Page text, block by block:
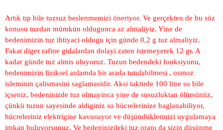
Artık tıp bile tuzsuz beslenmemizi öneriyor. Ve gerçekten de bu söz
konusu tuzdan mümkün oldugunca az almaliyiz. Yine de
bedenimizin tuz ihtiyaci oldugu için günde 0,2 g tuz almaliyiz.
Fakat diger rafine gidalardan dolayi zaten istemeyerek 12 gr. A
kadar günde tuz almis oluyoruz. Tuzun bedendeki fonksiyonu,
bedenimizin fiziksel anlamda bir arada tutulabilmesi , osmoz
isleminin çalismasini saglamasidir. Aksi taktirde 100 litre su bile
içseniz, bedeninizde tuz olmayinca yine de susuzluktan ölürsünüz,
çünkü tuzun sayesinde aldiginiz su hücrelerinize baglanabiliyor,
hücreleriniz elektrigine kavusuyor ve düşündüklerinizi uygulamaya
imkan buluyorsunuz. Ve bedeninizdeki tuz oranı da sizin düşünme